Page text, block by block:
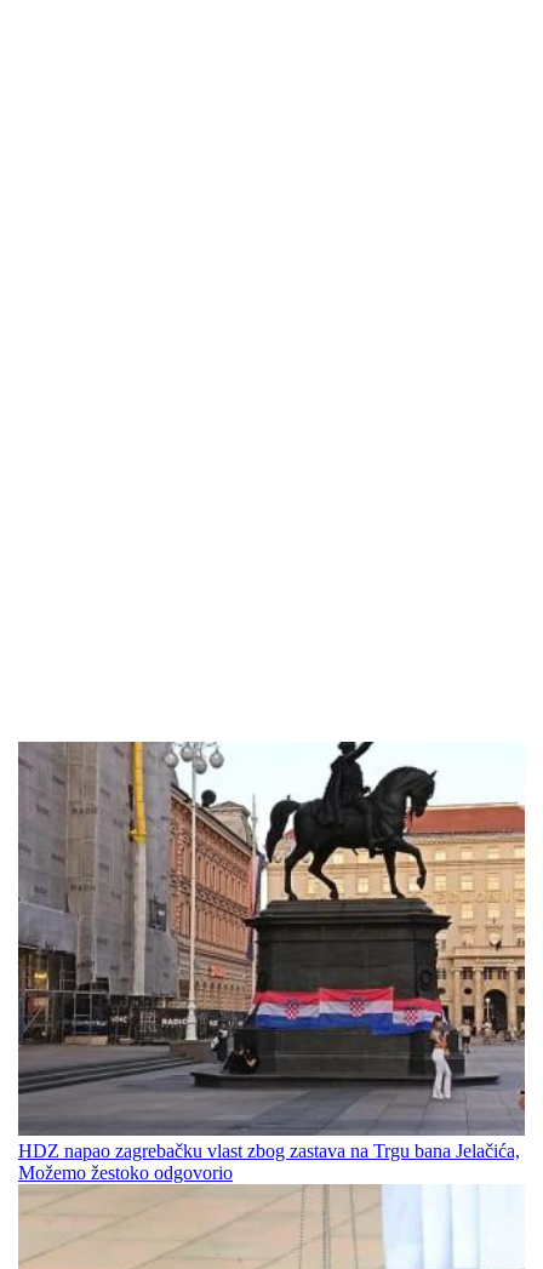
HDZ napao zagrebačku vlast zbog zastava na Trgu bana Jelačića,
Možemo žestoko odgovorio